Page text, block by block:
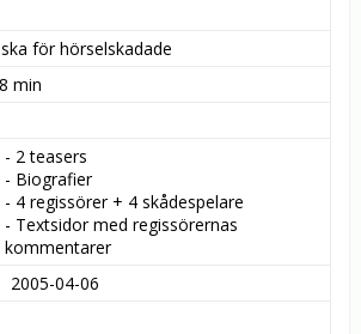
för hörselskadade
min
- 2 teasers
- Biografier
- 4 regissörer + 4 skådespelare
- Textsidor med regissörernas
kommentarer
2005-04-06